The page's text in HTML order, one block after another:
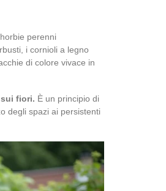
perenni
i cornioli a legno
di colore vivace in
fiori. È un principio di
degli spazi ai persistenti